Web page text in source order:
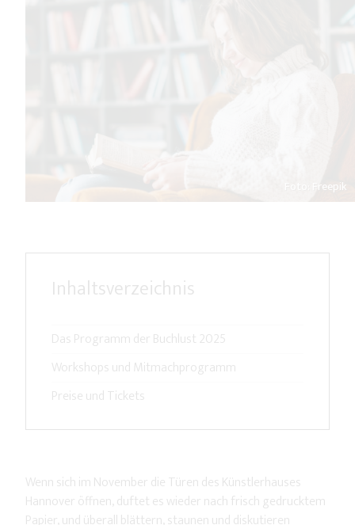
Foto: Freepik
Inhaltsverzeichnis
Das Programm der Buchlust 2025
Workshops und Mitmachprogramm
Preise und Tickets
Wenn sich im November die Türen des Künstlerhauses
Hannover öffnen, duftet es wieder nach frisch gedrucktem